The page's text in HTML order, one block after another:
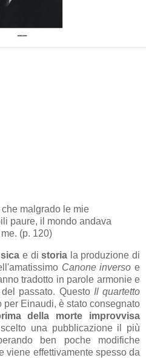
malgrado le mie
paure, il mondo andava
(p. 120)
e distoria la produzione di
Canone inverso e
tradotto in parole armonie e
passato. Questo Il quartetto
per Einaudi, è stato consegnato
della morte improvvisa
una pubblicazione il più
ben poche modifiche
viene effettivamente spesso da